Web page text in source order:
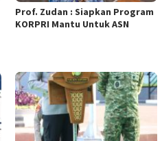
Prof. Zudan : Siapkan Program
KORPRI Mantu Untuk ASN